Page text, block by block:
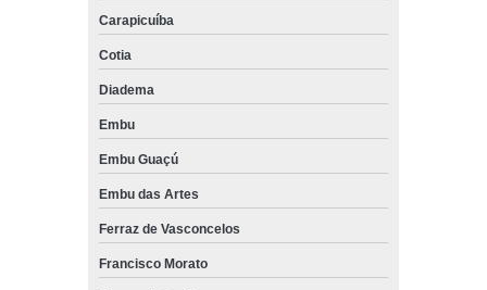
Carapicuíba
Cotia
Diadema
Embu
Embu Guaçú
Embu das Artes
Ferraz de Vasconcelos
Francisco Morato